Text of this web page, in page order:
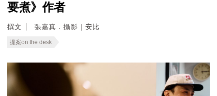
要煮》作者
撰文 張嘉真．攝影｜安比
提案on the desk